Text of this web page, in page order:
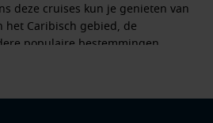
deze cruises kun je genieten van
Caribisch gebied, de
populaire bestemmingen.
Minder drukte aan boord en bij